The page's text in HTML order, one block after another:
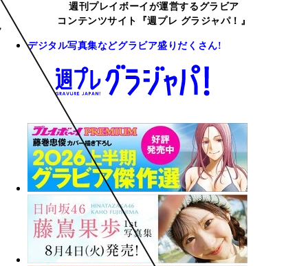
週刊プレイボーイが運営するグラビア
コンテンツサイト『週プレ グラジャパ！』
デジタル写真集などグラビア盛りだくさん!